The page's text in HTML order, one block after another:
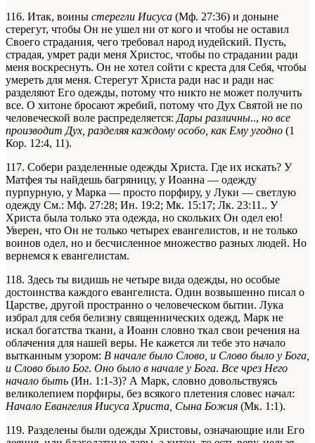
116. Итак, воины стерегли Иисуса (Мф. 27:36) и доныне
стерегут, чтобы Он не ушел ни от кого и чтобы не оставил
Своего страдания, чего требовал народ иудейский. Пусть,
страдая, умрет ради меня Христос, чтобы по страдании ради
меня воскреснуть. Он не хотел сойти с креста для Себя, чтобы
умереть для меня. Стерегут Христа ради нас и ради нас
разделяют Его одежды, потому что никто не может получить
все. О хитоне бросают жребий, потому что Дух Святой не по
человеческой воле распределяется: Дары различны.., но все
производит Дух, разделяя каждому особо, как Ему угодно (1
Кор. 12:4, 11).
117. Собери разделенные одежды Христа. Где их искать? У
Матфея ты найдешь багряницу, у Иоанна — одежду
пурпурную, у Марка — просто порфиру, у Луки — светлую
одежду См.: Мф. 27:28; Ин. 19:2; Мк. 15:17; Лк. 23:11.. У
Христа была только эта одежда, но скольких Он одел ею!
Уверен, что Он не только четырех евангелистов, и не только
воинов одел, но и бесчисленное множество разных людей. Но
вернемся к евангелистам.
118. Здесь ты видишь не четыре вида одежды, но особые
достоинства каждого евангелиста. Один возвышенно писал о
Царстве, другой пространно о человеческом бытии. Лука
избрал для себя белизну священнических одежд, Марк не
искал богатства ткани, а Иоанн словно ткал свои речения на
облачения для нашей веры. Не кажется ли тебе это начало
вытканным узором: В начале было Слово, и Слово было у Бога,
и Слово было Бог. Оно было в начале у Бога. Все чрез Него
начало быть (Ин. 1:1-3)? А Марк, словно довольствуясь
великолепием порфиры, без всякого плетения словес начал:
Начало Евангелия Иисуса Христа, Сына Божия (Мк. 1:1).
119. Разделены были одежды Христовы, означающие или Его